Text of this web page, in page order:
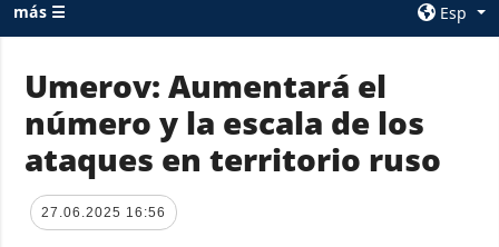
más ☰
Esp
TODAS LAS
CATEGORÍAS
Guerra
Reconstrucción
AGENCIA
sobre la agencia
Umerov: Aumentará el
número y la escala de los
ataques en territorio ruso
27.06.2025 16:56